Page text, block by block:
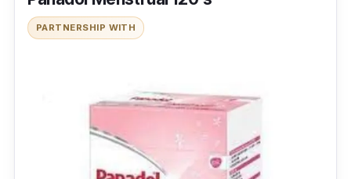
berumur 12 tahun ke atas.
PARTNERSHIP WITH